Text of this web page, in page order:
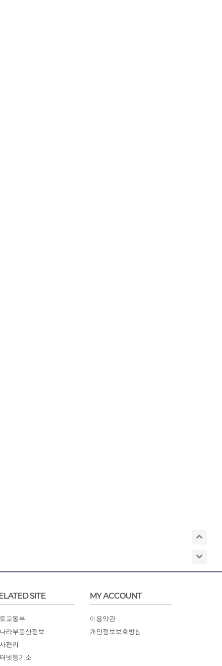
SITE
교통부
라부동산정보
편리
넷등기소
MY ACCOUNT
이용약관
개인정보보호방침